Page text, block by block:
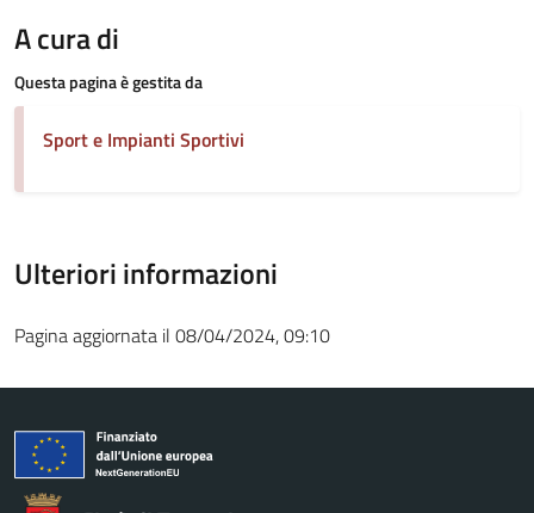
A cura di
Questa pagina è gestita da
Sport e Impianti Sportivi
Ulteriori informazioni
Pagina aggiornata il 08/04/2024, 09:10